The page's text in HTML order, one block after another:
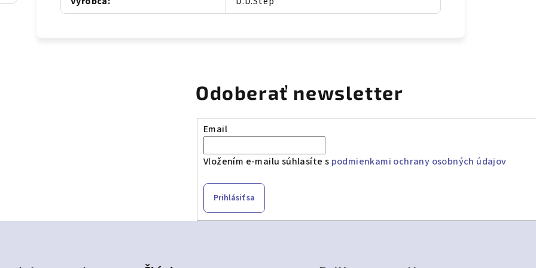
Odoberať newsletter
Email
Vložením e-mailu súhlasíte s podmienkami ochrany osobných údajov
Prihlásiť sa